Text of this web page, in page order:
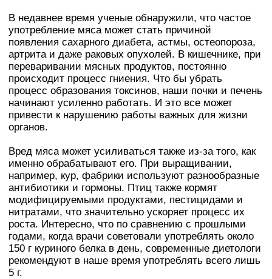
В недавнее время ученые обнаружили, что частое
употребление мяса может стать причиной
появления сахарного диабета, астмы, остеопороза,
артрита и даже раковых опухолей. В кишечнике, при
переваривании мясных продуктов, постоянно
происходит процесс гниения. Что бы убрать
процесс образования токсинов, наши почки и печень
начинают усиленно работать. И это все может
привести к нарушению работы важных для жизни
органов.
Вред мяса может усиливаться также из-за того, как
именно обрабатывают его. При выращивании,
например, кур, фабрики используют разнообразные
антибиотики и гормоны. Птиц также кормят
модифицируемыми продуктами, пестицидами и
нитратами, что значительно ускоряет процесс их
роста. Интересно, что по сравнению с прошлыми
годами, когда врачи советовали употреблять около
150 г куриного белка в день, современные диетологи
рекомендуют в наше время употреблять всего лишь
5 г.